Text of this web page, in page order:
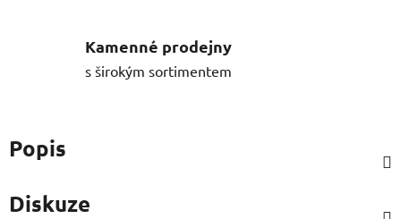
Kamenné prodejny
s širokým sortimentem
Popis
Diskuze